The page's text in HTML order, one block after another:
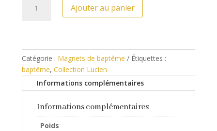
personnalisé
-
Lucien
Ajouter au panier
Catégorie : Magnets de baptême
Étiquettes :
baptême, Collection Lucien
Informations complémentaires
Informations complémentaires
Poids